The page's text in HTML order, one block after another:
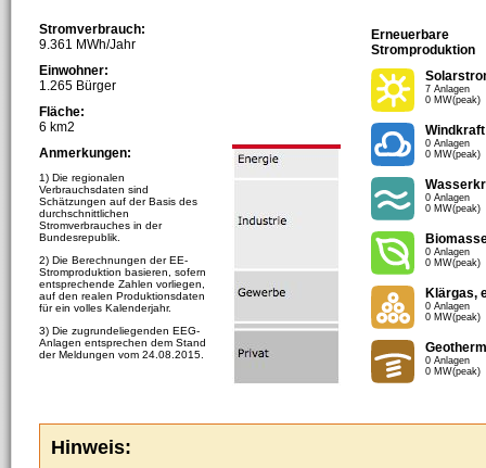
Stromverbrauch:
9.361 MWh/Jahr
Einwohner:
1.265 Bürger
Fläche:
6 km2
Anmerkungen:
1) Die regionalen
Verbrauchsdaten sind
Schätzungen auf der Basis des
durchschnittlichen
Stromverbrauches in der
Bundesrepublik.
2) Die Berechnungen der EE-
Stromproduktion basieren, sofern
entsprechende Zahlen vorliegen,
auf den realen Produktionsdaten
für ein volles Kalenderjahr.
3) Die zugrundeliegenden EEG-
Anlagen entsprechen dem Stand
der Meldungen vom 24.08.2015.
Erneuerbare
Stromproduktion
7 Anlagen
0 MW(peak)
Windkraft
0 Anlagen
0 MW(peak)
0 Anlagen
0 MW(peak)
0 Anlagen
0 MW(peak)
Klärgas,
0 Anlagen
0 MW(peak)
0 Anlagen
0 MW(peak)
Hinweis: